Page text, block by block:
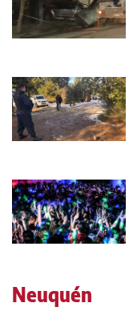
Neuquén